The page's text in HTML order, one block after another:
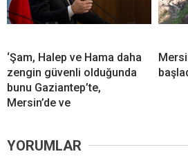
‘Şam, Halep ve Hama daha
zengin güvenli olduğunda
bunu Gaziantep’te,
Mersin’de ve
YORUMLAR